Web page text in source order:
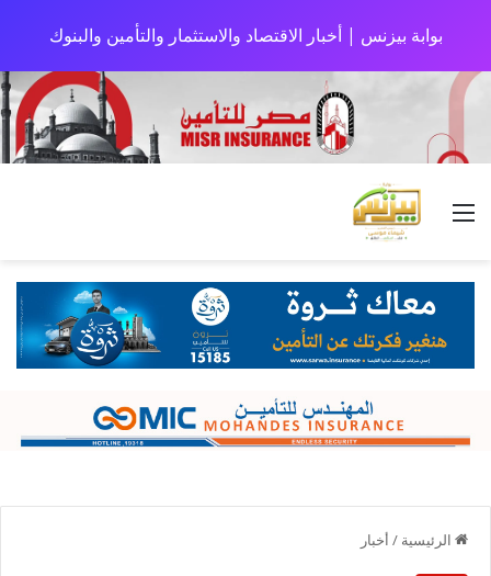
بوابة بيزنس | أخبار الاقتصاد والاستثمار والتأمين والبنوك
القائمة
الرئيسية / أخبار